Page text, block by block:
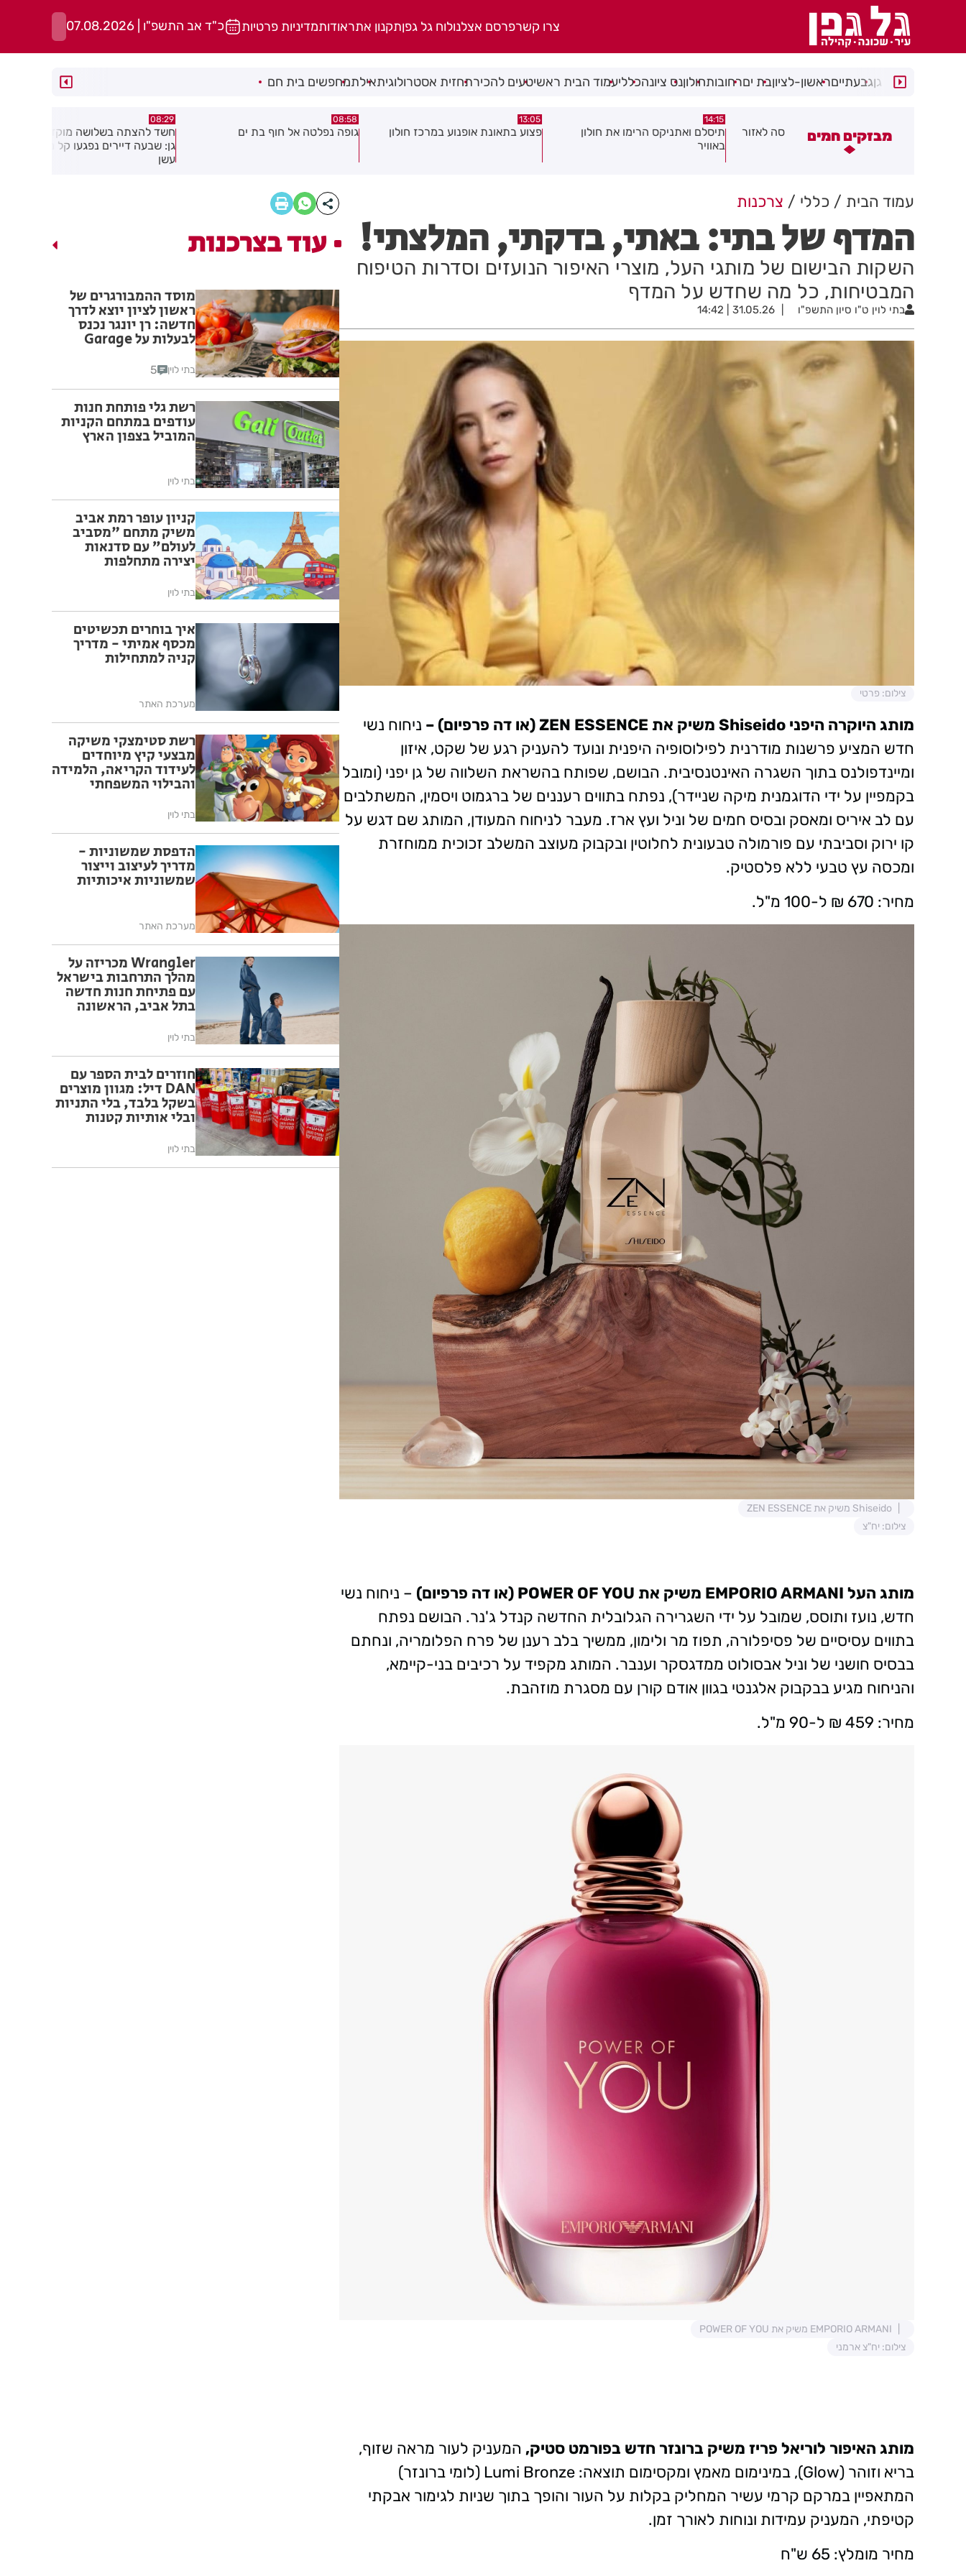
צרו קשרפרסם אצלנולוח גל גפןתקנון אתראודותמדיניות פרטיות כ"ד אב התשפ"ו | 07.08.2026
רמת גןגבעתייםראשון-לציוןבת יםרחובותחולוןנס ציונהכלליעמוד הבית ראשיטעים להכירתחזית אסטרולוגיתאילתמחפשים בית חם
מבזקים חמים
פצוע בהתהפכות רכב בכניסה לאזור
תיסלם ואתניקס הרימו את חולון
פצוע בתאונת אופנוע במרכז חולון גופה נפלטה אל חוף בת ים
חשד להצתה בשלושה מוקדים ברמת
גן: שבעה דיירים נפגעו קל משאיפת
עמוד הבית כללי צרכנות
המדף של בתי: באתי, בדקתי, המלצתי!
השקות הבישום של מותגי העל, מוצרי האיפור הנועזים וסדרות הטיפוח
המבטיחות, כל מה שחדש על המדף
בתי לוין ט"ו סיון התשפ"ו 31.05.26 | 14:42
צילום: פרטי
מותג היוקרה היפני Shiseido משיק את ZEN ESSENCE (או דה פרפיום) –
ניחוח נשי
חדש המציע פרשנות מודרנית לפילוסופיה היפנית ונועד להעניק רגע של שקט, איזון
ומיינדפולנס בתוך השגרה האינטנסיבית. הבושם, שפותח בהשראת השלווה של גן יפני (ומובל
בקמפיין על ידי הדוגמנית מיקה שניידר), נפתח בתווים רעננים של ברגמוט ויסמין, המשתלבים
עם לב איריס ומאסק ובסיס חמים של וניל ועץ ארז. מעבר לניחוח המעודן, המותג שם דגש על
קו ירוק וסביבתי עם פורמולה טבעונית לחלוטין ובקבוק מעוצב המשלב זכוכית ממוחזרת
ומכסה עץ טבעי ללא פלסטיק.
מחיר: 670 ₪ ל-100 מ"ל.
Shiseido משיק את ZEN ESSENCE
צילום: יח"צ
מותג העל EMPORIO ARMANI משיק את POWER OF YOU (או דה פרפיום)
– ניחוח נשי
חדש, נועז ותוסס, שמובל על ידי השגרירה הגלובלית החדשה קנדל ג'נר. הבושם נפתח
בתווים עסיסיים של פסיפלורה, תפוז מר ולימון, ממשיך בלב רענן של פרח הפלומריה, ונחתם
בבסיס חושני של וניל אבסולוט ממדגסקר וענבר. המותג מקפיד על רכיבים בני-קיימא,
והניחוח מגיע בבקבוק אלגנטי בגוון אודם קורן עם מסגרת מוזהבת.
מחיר: 459 ₪ ל-90 מ"ל.
EMPORIO ARMANI משיק את POWER OF YOU
צילום: יח"צ ארמני
מותג האיפור לוריאל פריז משיק ברונזר חדש בפורמט סטיק, המעניק לעור מראה שזוף,
בריא וזוהר (Glow), במינימום מאמץ ומקסימום תוצאה: Lumi Bronze (לומי ברונזר)
המתאפיין במרקם קרמי עשיר המחליק בקלות על העור והופך בתוך שניות לגימור אבקתי
קטיפתי, המעניק עמידות ונוחות לאורך זמן.
מחיר מומלץ: 65 ש"ח
עוד בצרכנות
מוסד ההמבורגרים של
ראשון לציון יוצא לדרך
חדשה: רן יונגר נכנס
לבעלות על Garage
בתי לוין 5
רשת גלי פותחת חנות
עודפים במתחם הקניות
המוביל בצפון הארץ
בתי לוין
קניון עופר רמת אביב
משיק מתחם "מסביב
לעולם” עם סדנאות
יצירה מתחלפות
אירופאיות נבחרות לכל
בתי לוין
איך בוחרים תכשיטים
מכסף אמיתי - מדריך
קניה למתחילות
מערכת האתר
רשת סטימצקי משיקה
מבצעי קיץ מיוחדים
לעידוד הקריאה, הלמידה
והבילוי המשפחתי
בתי לוין
הדפסת שמשוניות -
מדריך לעיצוב וייצור
שמשוניות איכותיות
מערכת האתר
Wrangler מכריזה על
מהלך התרחבות בישראל
עם פתיחת חנות חדשה
בתל אביב, הראשונה
בהתאם לקונספט
בתי לוין
חוזרים לבית הספר עם
DAN דיל: מגוון מוצרים
בשקל בלבד, בלי התניות
ובלי אותיות קטנות
בתי לוין